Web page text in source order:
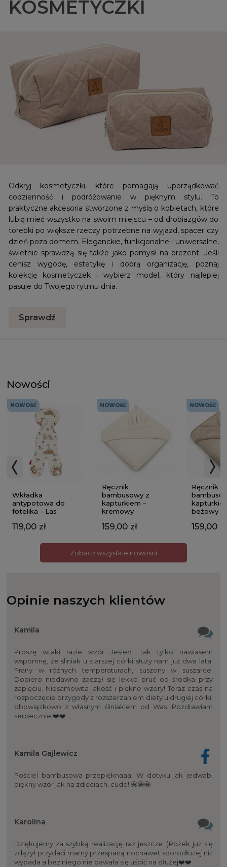
KOSMETYCZKI
Odkryj kosmetyczki, które pomagają uporządkować
codzienność i podróżowanie w pięknym stylu. To
praktyczne akcesoria stworzone z myślą o kobietach, które
lubią mieć wszystko na swoim miejscu – od drobiazgów do
torebki po większe rzeczy potrzebne na wyjazd, spacer czy
dzień poza domem. Eleganckie, funkcjonalne i uniwersalne,
świetnie sprawdzą się także jako pomysł na prezent. Jeśli
cenisz wygodę, estetykę i dobrą organizację, poznaj
kolekcję kosmetyczek i wybierz model, który najlepiej
pasuje do Twojego rytmu dnia.
Sprawdź
Nowości
NOWOŚĆ
Wkładka
antypotowa do
fotelika - Las
119,00 zł
NOWOŚĆ
Ręcznik
bambusowy z
kapturkiem –
kremowy
159,00 zł
NOWOŚĆ
Ręcznik
beżowy
159,00 zł
Zobacz wszystkie nowości
Opinie naszych klientów
Kamila
Proszę wtaki razie wzór Jesień. Tak tylko nawiasem
wspomnę, że śliniak u starszej córki służy nam już dwa lata.
Prany w różnych temperaturach, suszony w suszarce.
Dopiero niedawno zaczął się lekko pruć od środka przy
zapięciu. Niesamowita jakość i piękne wzory! Teraz czas na
rozpoczęcie przygody z rozszerzaniem diety u drugiej córki,
obowiązkowo z własnym śliniakiem od Was. Pozdrawiam
serdecznie ❤️❤️
Kamila Gajlewicz
Pościel bambusowa przepięknaaa! W dotyku jak jedwab,
piękny wzór jak na zdjęciach, cudo! 🤩🤩🤩
Karolina
Dziękujemy za szybką realizację raz jeszcze :)Rożek już się
zdążył przydaći mamy przespaną nocnawet sporodłużej niż
wypada a bez niego nie dawała się uśpić na dłużej❤️❤️